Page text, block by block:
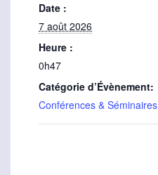
Date :
7 août 2026
Heure :
0h47
Catégorie d’Évènement:
Conférences & Séminaires